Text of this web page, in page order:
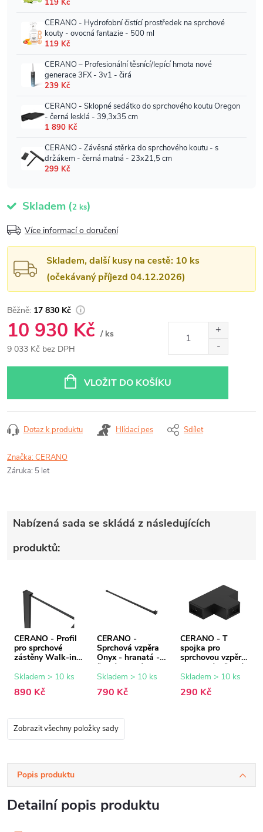
Skladem (2 ks)
Více informací o doručení
Skladem, další kusy na cestě: 10 ks
(očekávaný příjezd 04.12.2026)
17 830 Kč
10 930 Kč / ks
9 033 Kč bez DPH
VLOŽIT DO KOŠÍKU
Dotaz k produktu Hlídací pes Sdílet
Značka:CERANO
Záruka: 5 let
Nabízená sada se skládá z následujících
produktů:
CERANO - Profil
pro sprchové
zástěny Walk-in
černá matná - 15
Skladem > 10 ks
890 Kč
CERANO -
Sprchová vzpěra
Onyx - hranatá -
černá matná -
150 cm
Skladem > 10 ks
790 Kč
CERANO - T
spojka pro
sprchovou vzpěru
- hranatá - černá
matná
Skladem > 10 ks
290 Kč
Zobrazit všechny položky sady
Popis produktu
Detailní popis produktu